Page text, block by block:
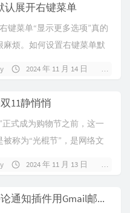
认展开右键菜单
键菜单“显示更多选项”真的
麻烦。如何设置右键菜单默
2024 年 11 月 14 日
11静悄悄
正式成为购物节之前，这一
被称为“光棍节”，是网络文
2024 年 11 月 13 日
邮件评论通知插件用Gmail邮箱(谷歌邮箱)配置SMTP报错SMTP connect() failed解决方法